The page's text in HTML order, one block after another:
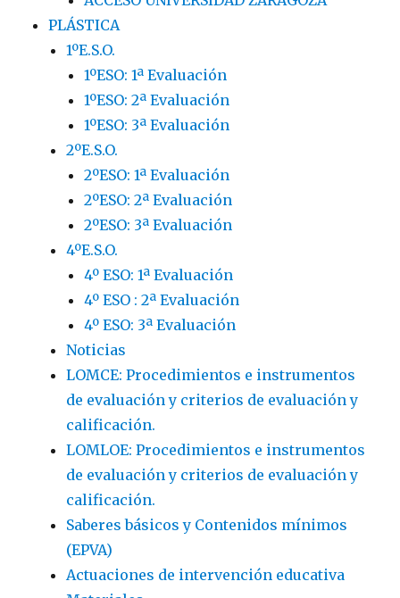
PLÁSTICA
1ºE.S.O.
1ºESO: 1ª Evaluación
1ºESO: 2ª Evaluación
1ºESO: 3ª Evaluación
2ºE.S.O.
2ºESO: 1ª Evaluación
2ºESO: 2ª Evaluación
2ºESO: 3ª Evaluación
4ºE.S.O.
4º ESO: 1ª Evaluación
4º ESO : 2ª Evaluación
4º ESO: 3ª Evaluación
Noticias
LOMCE: Procedimientos e instrumentos
de evaluación y criterios de evaluación y
calificación.
LOMLOE: Procedimientos e instrumentos
de evaluación y criterios de evaluación y
calificación.
Saberes básicos y Contenidos mínimos
(EPVA)
Actuaciones de intervención educativa